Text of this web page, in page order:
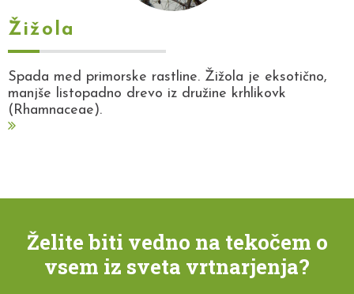
Žižola
Spada med primorske rastline. Žižola je eksotično,
manjše listopadno drevo iz družine krhlikovk
(Rhamnaceae).
Želite biti vedno na tekočem o
vsem iz sveta vrtnarjenja?